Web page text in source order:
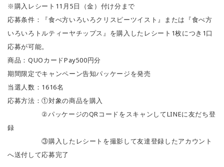
※購入レシート11月5日（金）付け分まで
応募条件：『食べ方いろいろクリスピーツイスト』または『食べ方
いろいろトルティーヤチップス』を購入したレシート1枚につき1口
応募が可能。
商品：QUOカードPay500円分
期間限定でキャンペーン告知パッケージを発売
当選人数：1616名
応募方法：①対象の商品を購入
②パッケージのQRコードをスキャンしてLINEに友だち登
録
③購入したレシートを撮影して友達登録したアカウント
へ送付して応募完了